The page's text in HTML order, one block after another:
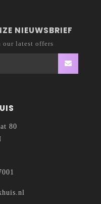
NIEUWSBRIEF
our latest offers
80